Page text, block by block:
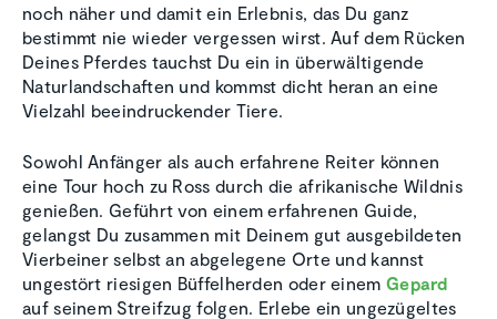
noch näher und damit ein Erlebnis, das Du ganz
bestimmt nie wieder vergessen wirst. Auf dem Rücken
Deines Pferdes tauchst Du ein in überwältigende
Naturlandschaften und kommst dicht heran an eine
Vielzahl beeindruckender Tiere.
Sowohl Anfänger als auch erfahrene Reiter können
eine Tour hoch zu Ross durch die afrikanische Wildnis
genießen. Geführt von einem erfahrenen Guide,
gelangst Du zusammen mit Deinem gut ausgebildeten
Vierbeiner selbst an abgelegene Orte und kannst
ungestört riesigen Büffelherden oder einem Gepard
auf seinem Streifzug folgen. Erlebe ein ungezügeltes